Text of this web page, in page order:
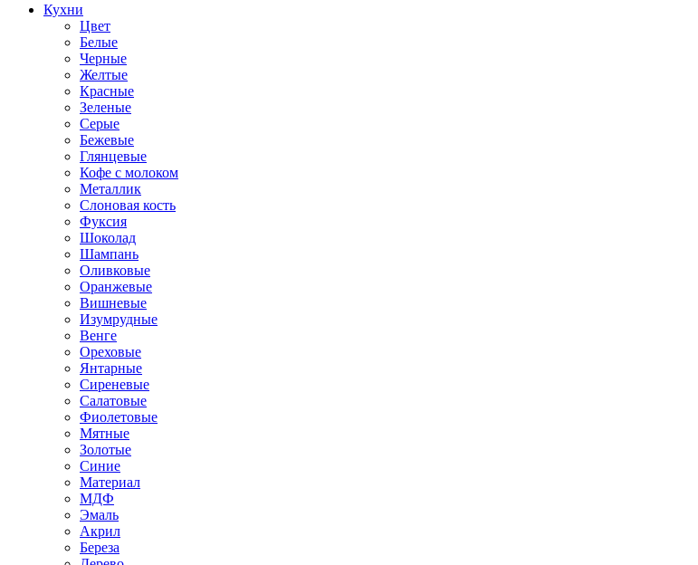
Кухни
Цвет
Белые
Черные
Желтые
Красные
Зеленые
Серые
Бежевые
Глянцевые
Кофе с молоком
Металлик
Слоновая кость
Фуксия
Шоколад
Шампань
Оливковые
Оранжевые
Вишневые
Изумрудные
Венге
Ореховые
Янтарные
Сиреневые
Салатовые
Фиолетовые
Мятные
Золотые
Синие
Материал
МДФ
Эмаль
Акрил
Береза